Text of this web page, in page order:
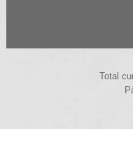
Total